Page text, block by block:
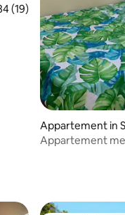
beoordeling van
(19)
Appartement in
o
Appartement